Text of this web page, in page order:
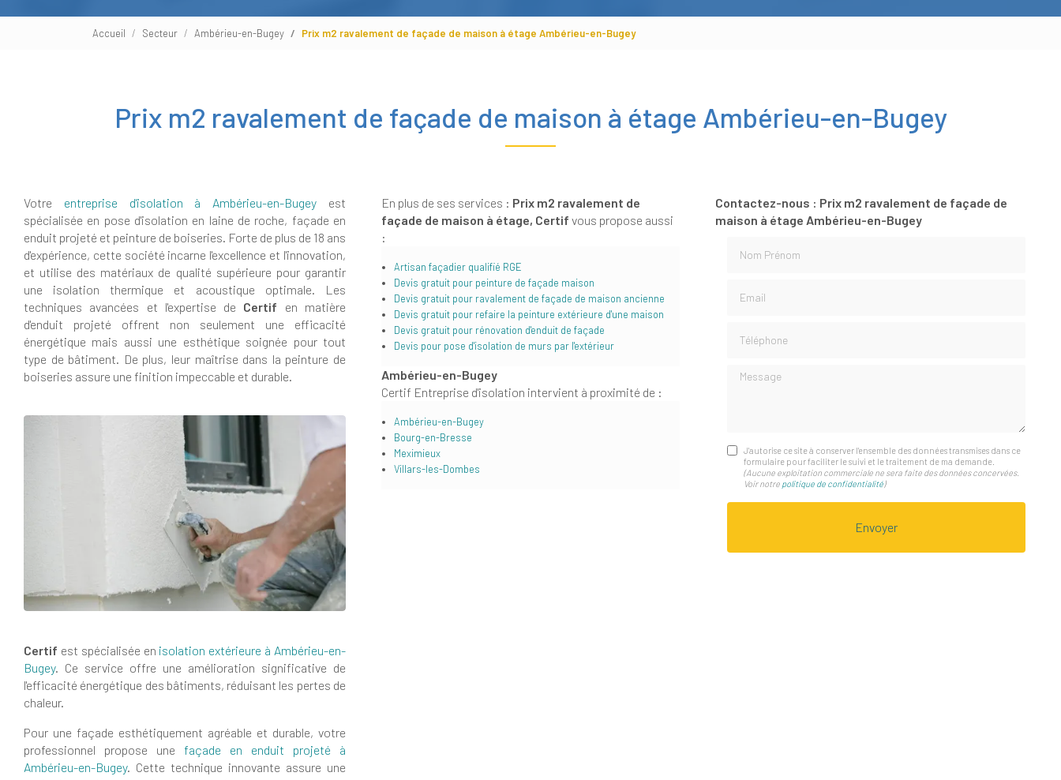
Accueil Secteur Ambérieu-en-Bugey Prix m2 ravalement de façade de maison à étage Ambérieu-en-Bugey
Prix m2 ravalement de façade de maison à étage Ambérieu-en-Bugey
Votre entreprise d'isolation à Ambérieu-en-Bugey est
spécialisée en pose d'isolation en laine de roche, façade en
enduit projeté et peinture de boiseries. Forte de plus de 18 ans
d'expérience, cette société incarne l'excellence et l'innovation,
et utilise des matériaux de qualité supérieure pour garantir
une isolation thermique et acoustique optimale. Les
techniques avancées et l'expertise de Certif en matière
d'enduit projeté offrent non seulement une efficacité
énergétique mais aussi une esthétique soignée pour tout
type de bâtiment. De plus, leur maîtrise dans la peinture de
boiseries assure une finition impeccable et durable.
Certif est spécialisée en isolation extérieure à Ambérieu-en-
Bugey. Ce service offre une amélioration significative de
l'efficacité énergétique des bâtiments, réduisant les pertes de
chaleur.
Pour une façade esthétiquement agréable et durable, votre
professionnel propose une façade en enduit projeté à
Ambérieu-en-Bugey. Cette technique innovante assure une
En plus de ses services : Prix m2 ravalement de
façade de maison à étage, Certif vous propose aussi
:
Artisan façadier qualifié RGE
Devis gratuit pour peinture de façade maison
Devis gratuit pour ravalement de façade de maison ancienne
Devis gratuit pour refaire la peinture extérieure d'une maison
Devis gratuit pour rénovation d'enduit de façade
Devis pour pose d'isolation de murs par l'extérieur
Ambérieu-en-Bugey
Certif Entreprise d'isolation intervient à proximité de :
Ambérieu-en-Bugey
Bourg-en-Bresse
Meximieux
Villars-les-Dombes
Contactez-nous : Prix m2 ravalement de façade de
maison à étage Ambérieu-en-Bugey
Message
J'autorise ce site à conserver l'ensemble des données transmises dans ce
formulaire pour faciliter le suivi et le traitement de ma demande.
(Aucune exploitation commerciale ne sera faite des données concervées.
Voir notre politique de confidentialité)